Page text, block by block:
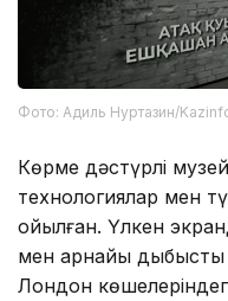
Фото: Адиль Нуртазин/
Көрме дәстүрлі
технологиялар мен
қойылған. Үлкен
мен арнайы дыбыстық
Лондон